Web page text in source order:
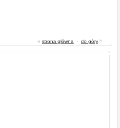
« strona główna - do góry ^